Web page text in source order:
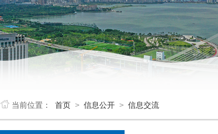
当前位置： 首页 > 信息公开 > 信息交流